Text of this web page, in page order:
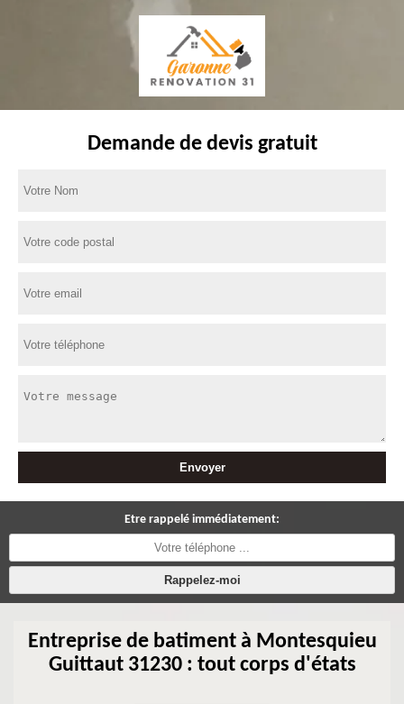
Demande de devis gratuit
Etre rappelé immédiatement:
Entreprise de batiment à Montesquieu
Guittaut 31230 : tout corps d'états